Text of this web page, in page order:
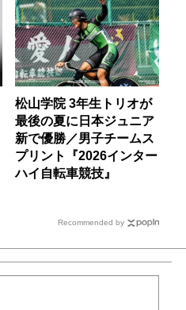
松山学院 3年生トリオが
最後の夏に日本ジュニア
新で優勝／男子チームス
プリント『2026インター
ハイ自転車競技』
Recommended by